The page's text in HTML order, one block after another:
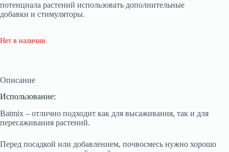
потенциала растений использовать дополнительные
добавки и стимуляторы.
Нет в наличии
Описание
Использование:
Batmix – отлично подходит как для высаживания, так и для
пересаживания растений.
Перед посадкой или добавлением, почвосмесь нужно хорошо